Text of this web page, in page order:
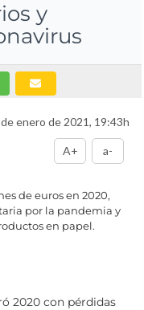
y
enero de 2021, 19:43h
A+ a-
de euros en 2020,
por la pandemia y
en papel.
2020 con pérdidas